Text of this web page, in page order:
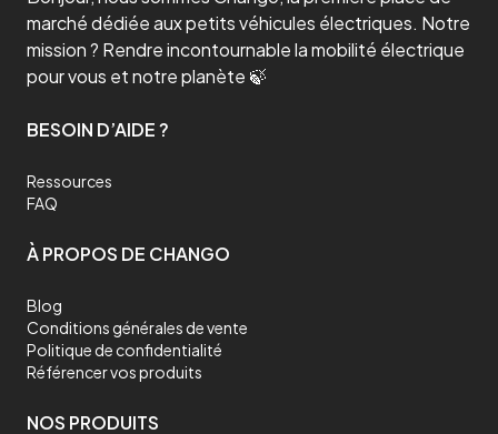
marché dédiée aux petits véhicules électriques. Notre
mission ? Rendre incontournable la mobilité électrique
pour vous et notre planète 🍃
BESOIN D’AIDE ?
Ressources
FAQ
À PROPOS DE CHANGO
Blog
Conditions générales de vente
Politique de confidentialité
Référencer vos produits
NOS PRODUITS